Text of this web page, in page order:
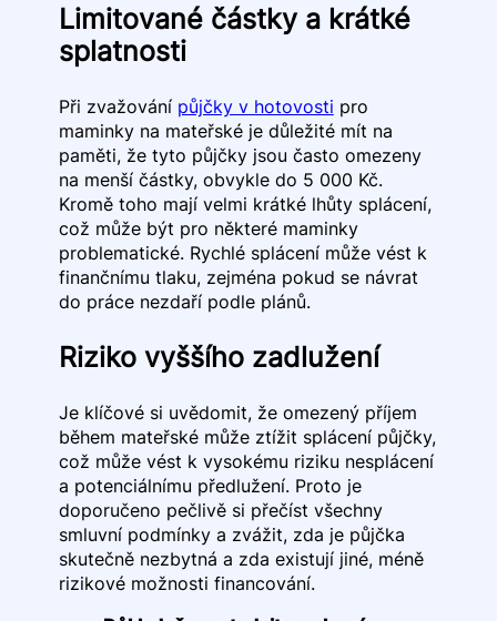
Limitované částky a krátké
splatnosti
Při zvažování půjčky v hotovosti pro
maminky na mateřské je důležité mít na
paměti, že tyto půjčky jsou často omezeny
na menší částky, obvykle do 5 000 Kč.
Kromě toho mají velmi krátké lhůty splácení,
což může být pro některé maminky
problematické. Rychlé splácení může vést k
finančnímu tlaku, zejména pokud se návrat
do práce nezdaří podle plánů.
Riziko vyššího zadlužení
Je klíčové si uvědomit, že omezený příjem
během mateřské může ztížit splácení půjčky,
což může vést k vysokému riziku nesplácení
a potenciálnímu předlužení. Proto je
doporučeno pečlivě si přečíst všechny
smluvní podmínky a zvážit, zda je půjčka
skutečně nezbytná a zda existují jiné, méně
rizikové možnosti financování.